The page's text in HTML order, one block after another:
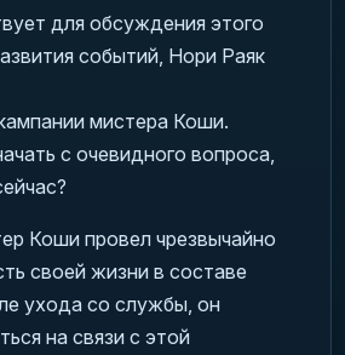
для обсуждения этого
событий, Нори Раяк
мистера Коши.
с очевидного вопроса,
Коши провел чрезвычайно
своей жизни в составе
ухода со службы, он
на связи с этой